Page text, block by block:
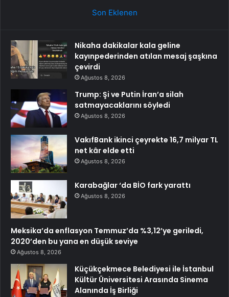
Son Eklenen
Nikaha dakikalar kala geline
kayınpederinden atılan mesaj şaşkına
çevirdi
Ağustos 8, 2026
Trump: Şi ve Putin İran’a silah
satmayacaklarını söyledi
Ağustos 8, 2026
VakıfBank ikinci çeyrekte 16,7 milyar TL
net kâr elde etti
Ağustos 8, 2026
Karabağlar ‘da BİO fark yarattı
Ağustos 8, 2026
Meksika’da enflasyon Temmuz’da %3,12’ye geriledi,
2020’den bu yana en düşük seviye
Ağustos 8, 2026
Küçükçekmece Belediyesi ile İstanbul
Kültür Üniversitesi Arasında Sinema
Alanında İş Birliği